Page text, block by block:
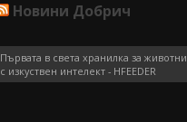
Новини Добрич
Първата в света хранилка за животни
с изкуствен интелект - HFEEDER